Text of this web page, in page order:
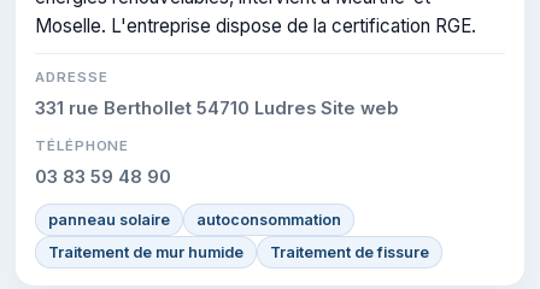
Moselle. L'entreprise dispose de la certification RGE.
ADRESSE
331 rue Berthollet 54710 Ludres Site web
TÉLÉPHONE
03 83 59 48 90
panneau solaire
autoconsommation
Traitement de mur humide
Traitement de fissure